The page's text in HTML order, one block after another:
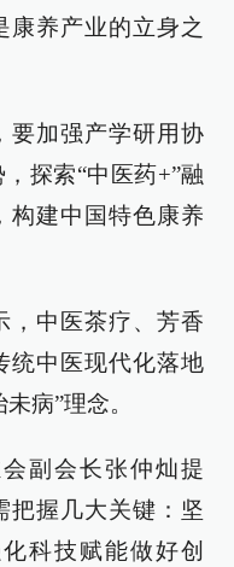
康养产业的立身之
要加强产学研用协
探索“中医药+”融
构建中国特色康养
，中医茶疗、芳香
统中医现代化落地
病”理念。
副会长张仲灿提
把握几大关键：坚
科技赋能做好创